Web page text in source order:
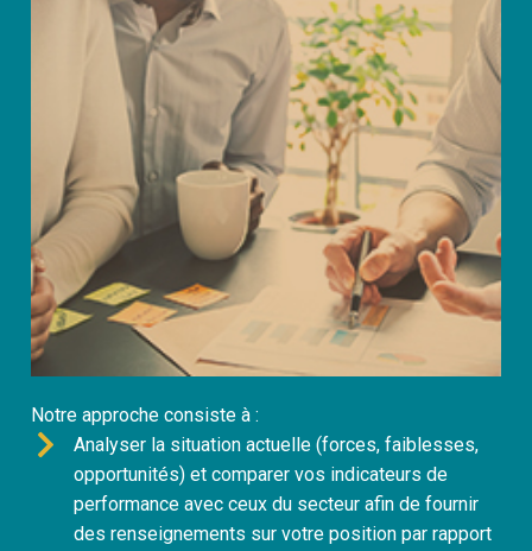
Notre approche consiste à :
Analyser la situation actuelle (forces, faiblesses,
opportunités) et comparer vos indicateurs de
performance avec ceux du secteur afin de fournir
des renseignements sur votre position par rapport